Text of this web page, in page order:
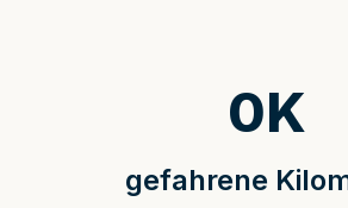
gefahrene
0K